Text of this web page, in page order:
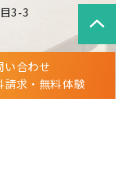
3-3
reserved.
い合わせ
請求・無料体験